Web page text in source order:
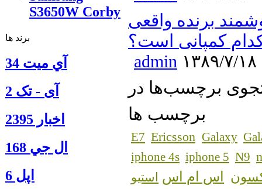
S3650W Corby
برند ها
آي ميت 34
آی - تک 2
اخبار 2395
ال جي 168
اپل 6
برنده واقعی
کمپانی است؟
admin ۱۳۸۹/۷/۱۸
برچسب ها
E7 Ericsson Galaxy
iphone 4s iphone 5 N9
اس ام اس استیو